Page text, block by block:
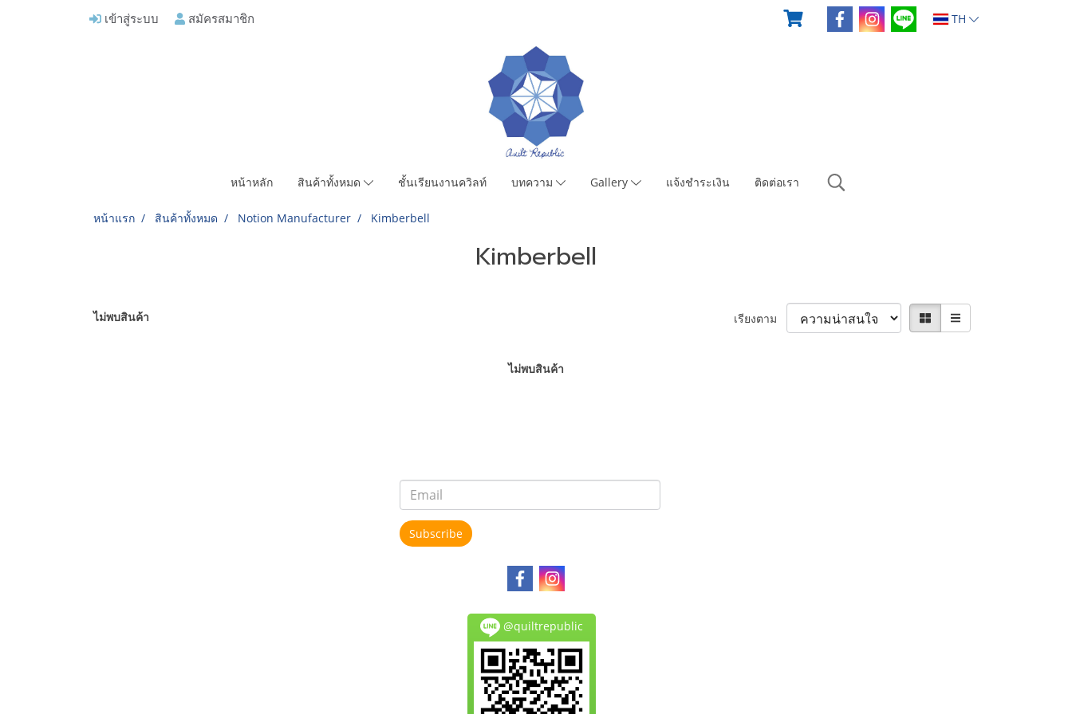
เข้าสู่ระบบ สมัครสมาชิก TH
หน้าหลัก สินค้าทั้งหมด ชั้นเรียนงานควิลท์ บทความ Gallery แจ้งชำระเงิน ติดต่อเรา
หน้าแรก สินค้าทั้งหมด Notion Manufacturer Kimberbell
Kimberbell
ไม่พบสินค้า เรียงตาม
ไม่พบสินค้า
Subscribe
@quiltrepublic